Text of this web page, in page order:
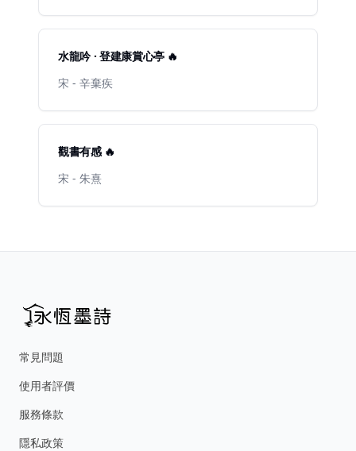
水龍吟 · 登建康賞心亭 🔥
宋 - 辛棄疾
觀書有感 🔥
宋 - 朱熹
常見問題
使用者評價
服務條款
隱私政策